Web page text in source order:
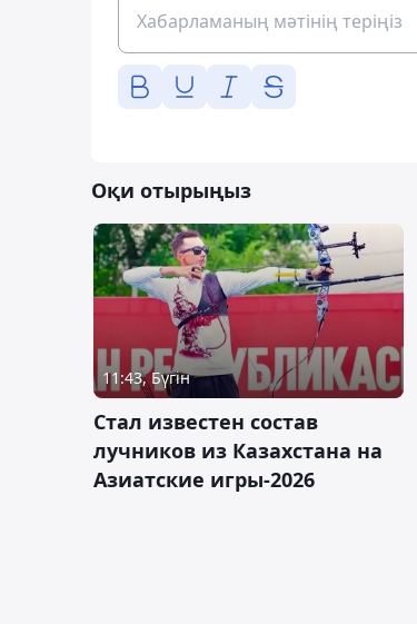
Оқи отырыңыз
11:43, Бүгін
Стал известен состав
лучников из Казахстана на
Азиатские игры-2026